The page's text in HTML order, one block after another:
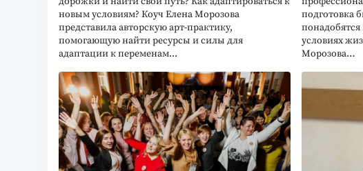
новым условиям? Коуч Елена Морозова
представила авторскую арт-практику,
помогающую найти ресурсы и силы для
адаптации к переменам...
подготовка
условиях
Морозова…